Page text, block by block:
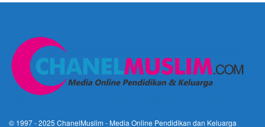
© 1997 - 2025 ChanelMuslim - Media Online Pendidikan dan Keluarga